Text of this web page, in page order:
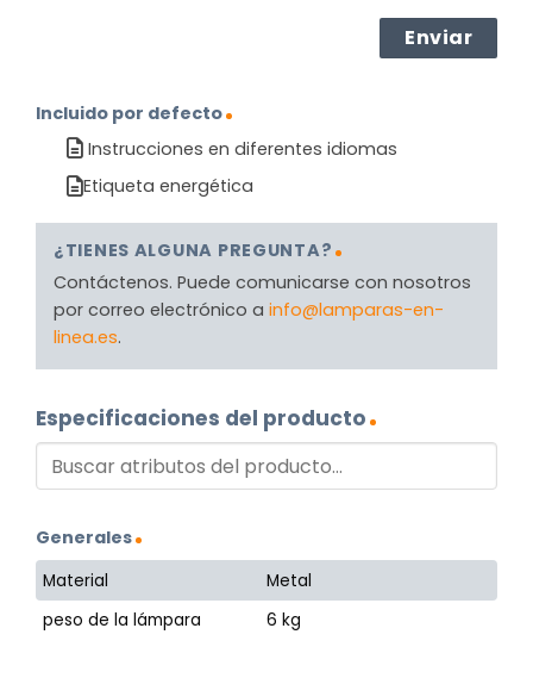
Incluido por defecto
Instrucciones en diferentes idiomas
Etiqueta energética
¿TIENES ALGUNA PREGUNTA?
Contáctenos. Puede comunicarse con nosotros
por correo electrónico a info@lamparas-en-
linea.es.
Especificaciones del producto
Generales
Material
Metal
peso de la lámpara
6 kg